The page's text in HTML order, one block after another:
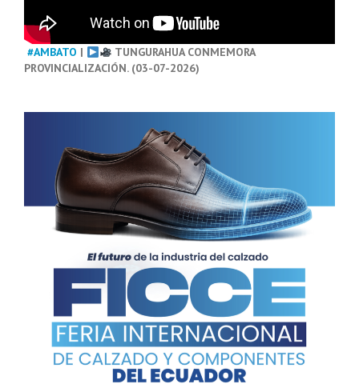
#AMBATO |
TUNGURAHUA CONMEMORA
PROVINCIALIZACIÓN. (03-07-2026)